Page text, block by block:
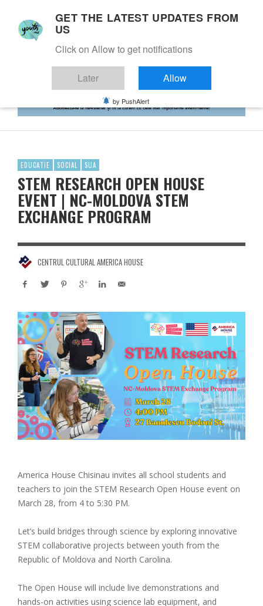
EDUCATIE SOCIAL SUA
STEM RESEARCH OPEN HOUSE
EVENT | NC-MOLDOVA STEM
EXCHANGE PROGRAM
CENTRUL CULTURAL AMERICA HOUSE
America House Chisinau invites all school students and
teachers to join the STEM Research Open House event on
March 28, from 4 to 5:30 PM.
Let’s build bridges through science by exploring innovative
STEM collaborative projects between youth from the
Republic of Moldova and North Carolina.
The Open House will include live demonstrations and
hands-on activities using science lab equipment, and
GET THE LATEST UPDATES FROM
US
Click on Allow to get notifications
Later Allow
by PushAlert